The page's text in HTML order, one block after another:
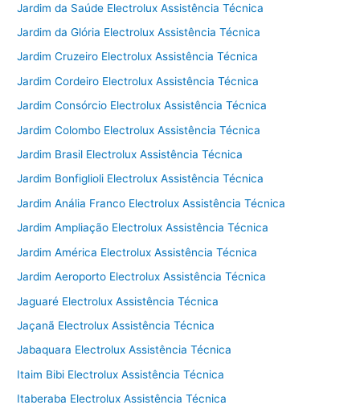
Jardim da Saúde Electrolux Assistência Técnica
Jardim da Glória Electrolux Assistência Técnica
Jardim Cruzeiro Electrolux Assistência Técnica
Jardim Cordeiro Electrolux Assistência Técnica
Jardim Consórcio Electrolux Assistência Técnica
Jardim Colombo Electrolux Assistência Técnica
Jardim Brasil Electrolux Assistência Técnica
Jardim Bonfiglioli Electrolux Assistência Técnica
Jardim Anália Franco Electrolux Assistência Técnica
Jardim Ampliação Electrolux Assistência Técnica
Jardim América Electrolux Assistência Técnica
Jardim Aeroporto Electrolux Assistência Técnica
Jaguaré Electrolux Assistência Técnica
Jaçanã Electrolux Assistência Técnica
Jabaquara Electrolux Assistência Técnica
Itaim Bibi Electrolux Assistência Técnica
Itaberaba Electrolux Assistência Técnica